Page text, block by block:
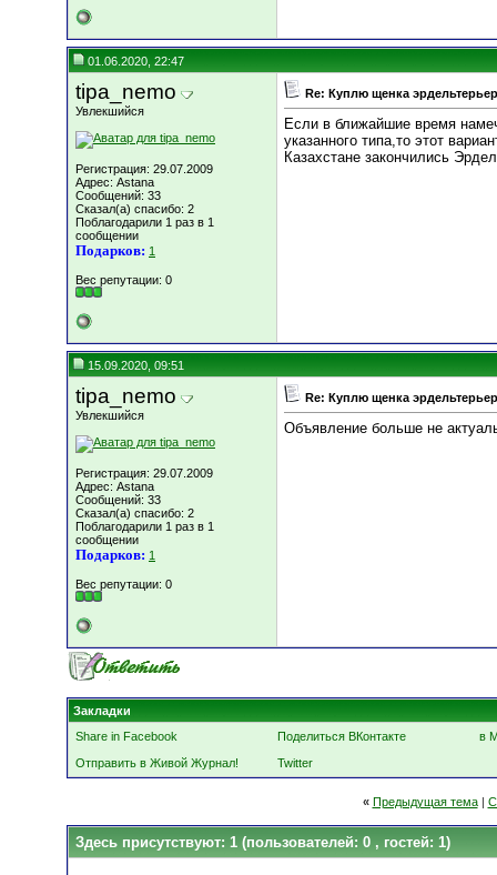
01.06.2020, 22:47
tipa_nemo
Увлекшийся
Регистрация: 29.07.2009
Адрес: Astana
Сообщений: 33
Сказал(а) спасибо: 2
Поблагодарили 1 раз в 1
сообщении
Подарков: 1
Вес репутации: 0
Re: Куплю щенка
Если в ближайшие время
указанного типа,то этот
Казахстане закончились
15.09.2020, 09:51
tipa_nemo
Увлекшийся
Регистрация: 29.07.2009
Адрес: Astana
Сообщений: 33
Сказал(а) спасибо: 2
Поблагодарили 1 раз в 1
сообщении
Подарков: 1
Вес репутации: 0
Re: Куплю щенка
Объявление больше не
Закладки
Share in Facebook
Поделиться ВКонтакте
в
Отправить в Живой Журнал!
Twitter
« Предыдущая тема|
Здесь присутствуют: 1 (пользователей: 0 , гостей: 1)